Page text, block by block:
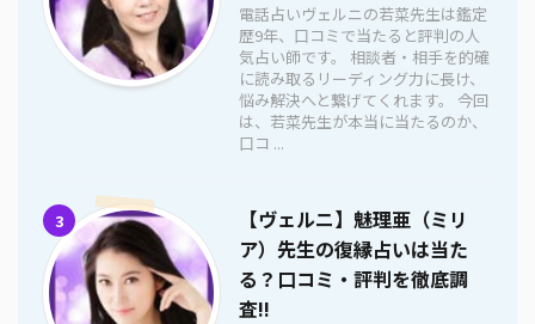
電話占いヴェルニの若菜先生は鑑定
歴9年、口コミで当たると評判の人
気占い師です。 相談者・相手を的確
に読み取るリーディング力に長け、
悩み解決へと繋げてくれます。 今回
は、若菜先生が本当に当たるのか、
口コ ...
3
【ヴェルニ】魅理亜（ミリ
ア）先生の復縁占いは当た
る？口コミ・評判を徹底調
査!!